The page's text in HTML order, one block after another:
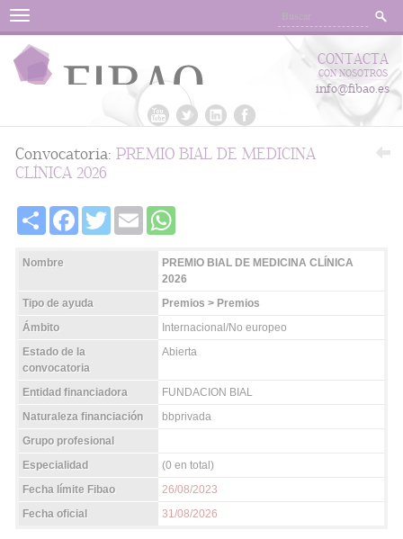
Menu
CONTACTA
CON NOSOTROS
info@fibao.es
Convocatoria: PREMIO BIAL DE MEDICINA
CLÍNICA 2026
Share FacebookTwitter Email
Nombre
PREMIO BIAL DE MEDICINA CLÍNICA
2026
Tipo de ayuda
Premios > Premios
Ámbito
Internacional/No europeo
Estado de la
convocatoria
Abierta
Entidad financiadora
FUNDACION BIAL
Naturaleza financiación
bbprivada
Grupo profesional
Especialidad
(0 en total)
Fecha límite Fibao
26/08/2023
Fecha oficial
31/08/2026